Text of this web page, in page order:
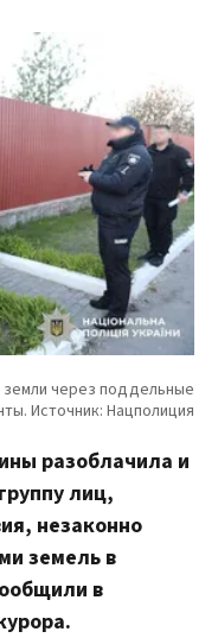
разоблачила и
лиц,
незаконно
земель в
в